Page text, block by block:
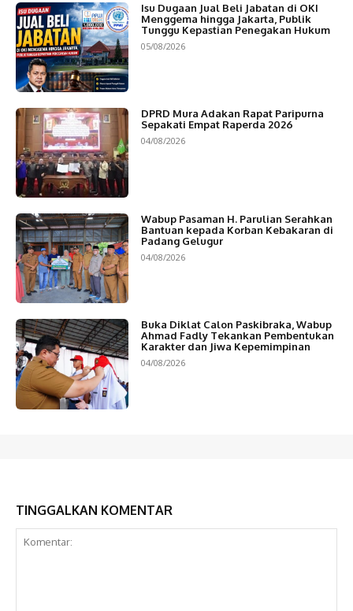
Isu Dugaan Jual Beli Jabatan di OKI
Menggema hingga Jakarta, Publik
Tunggu Kepastian Penegakan Hukum
05/08/2026
DPRD Mura Adakan Rapat Paripurna
Sepakati Empat Raperda 2026
04/08/2026
Wabup Pasaman H. Parulian Serahkan
Bantuan kepada Korban Kebakaran di
Padang Gelugur
04/08/2026
Buka Diklat Calon Paskibraka, Wabup
Ahmad Fadly Tekankan Pembentukan
Karakter dan Jiwa Kepemimpinan
04/08/2026
TINGGALKAN KOMENTAR